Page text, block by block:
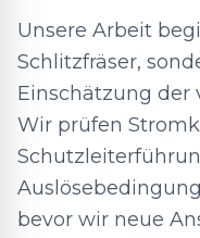
Unsere Arbeit
Schlitzfräser,
Einschätzung der
Wir prüfen
bevor wir neue